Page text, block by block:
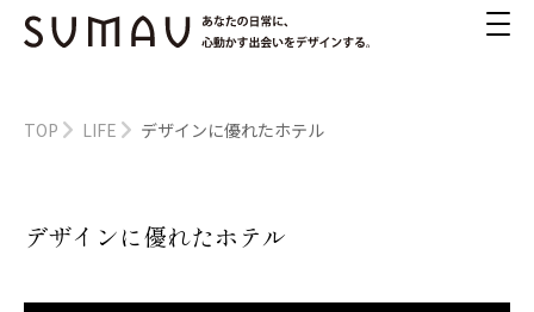
TOP LIFE デザインに優れたホテル
デザインに優れたホテル